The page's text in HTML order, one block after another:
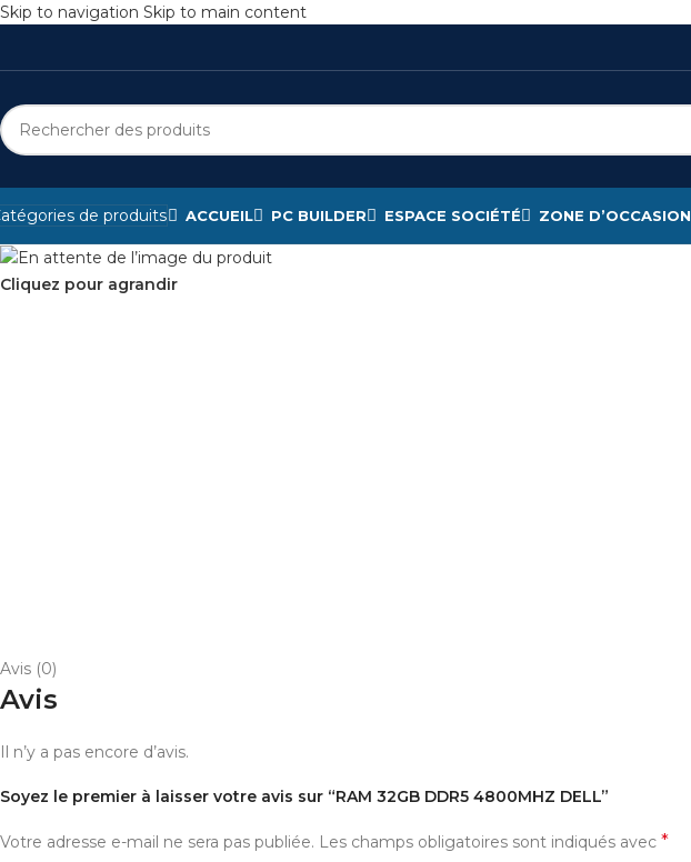
Skip to navigation Skip to main content
de produits ACCUEIL PC BUILDER ESPACE SOCIÉTÉ ZONE D’OCCASION
Cliquez pour agrandir
Avis (0)
Avis
Il n’y a pas encore d’avis.
Soyez le premier à laisser votre avis sur “RAM 32GB DDR5 4800MHZ DELL”
Votre adresse e-mail ne sera pas publiée. Les champs obligatoires sont indiqués avec *